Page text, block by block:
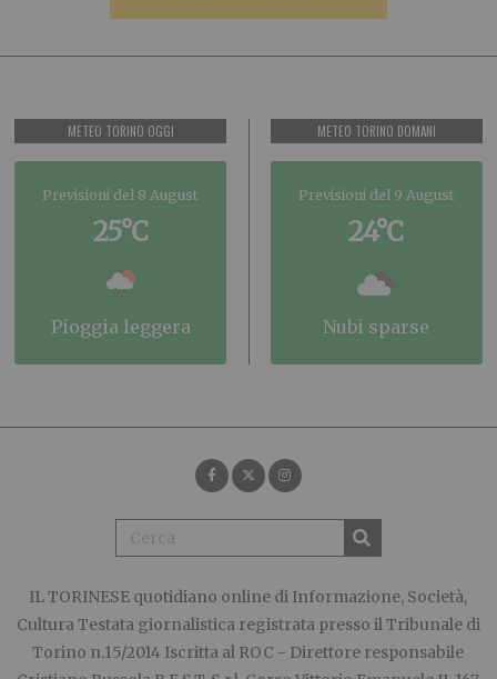
METEO TORINO OGGI
Previsioni del 8 August
25°C
pioggia leggera
METEO TORINO DOMANI
Previsioni del 9 August
24°C
nubi sparse
IL TORINESE quotidiano online di Informazione, Società,
Cultura Testata giornalistica registrata presso il Tribunale di
Torino n.15/2014 Iscritta al ROC - Direttore responsabile